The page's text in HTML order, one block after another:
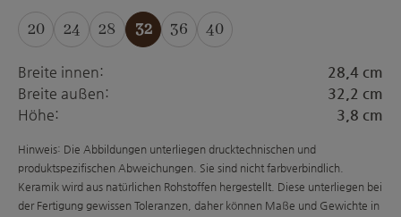
20 24 28 32 36 40
Breite innen:
28,4 cm
Breite außen:
32,2 cm
Höhe:
3,8 cm
Hinweis: Die Abbildungen unterliegen drucktechnischen und
produktspezifischen Abweichungen. Sie sind nicht farbverbindlich.
Keramik wird aus natürlichen Rohstoffen hergestellt. Diese unterliegen bei
der Fertigung gewissen Toleranzen, daher können Maße und Gewichte in